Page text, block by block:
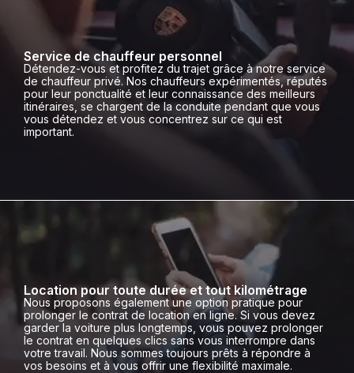
Service de chauffeur personnel
Détendez-vous et profitez du trajet grâce à notre service
de chauffeur privé. Nos chauffeurs expérimentés, réputés
pour leur ponctualité et leur connaissance des meilleurs
itinéraires, se chargent de la conduite pendant que vous
vous détendez et vous concentrez sur ce qui est
important.
Location pour toute durée et tout kilométrage
Nous proposons également une option pratique pour
prolonger le contrat de location en ligne. Si vous devez
garder la voiture plus longtemps, vous pouvez prolonger
le contrat en quelques clics sans vous interrompre dans
votre travail. Nous sommes toujours prêts à répondre à
vos besoins et à vous offrir une flexibilité maximale.